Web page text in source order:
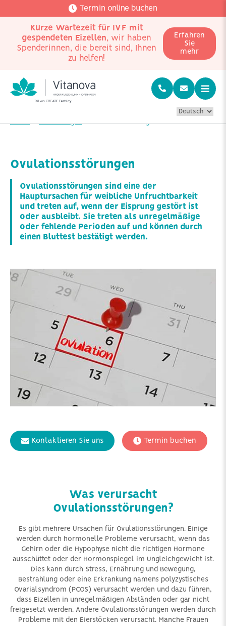
Termin online buchen
Kurze Wartezeit für IVF mit
gespendeten Eizellen, wir haben
Spenderinnen, die bereit sind, Ihnen
zu helfen!
Erfahren
Sie
mehr
Home Erkrankungen Ovulationsstörungen
Ovulationsstörungen
Ovulationsstörungen sind eine der
Hauptursachen für weibliche Unfruchtbarkeit
und treten auf, wenn der Eisprung gestört ist
oder ausbleibt. Sie treten als unregelmäßige
oder fehlende Perioden auf und können durch
einen Bluttest bestätigt werden.
Kontaktieren Sie uns Termin buchen
Was verursacht
Ovulationsstörungen?
Es gibt mehrere Ursachen für Ovulationsstörungen. Einige
werden durch hormonelle Probleme verursacht, wenn das
Gehirn oder die Hypophyse nicht die richtigen Hormone
ausschüttet oder der Hormonspiegel im Ungleichgewicht ist.
Dies kann durch Stress, Ernährung und Bewegung,
Bestrahlung oder eine Erkrankung namens polyzystisches
Ovarialsyndrom (PCOS) verursacht werden und dazu führen,
dass Eizellen in unregelmäßigen Abständen oder gar nicht
freigesetzt werden. Andere Ovulationsstörungen werden durch
Probleme mit den Eierstöcken verursacht. Manche Frauen